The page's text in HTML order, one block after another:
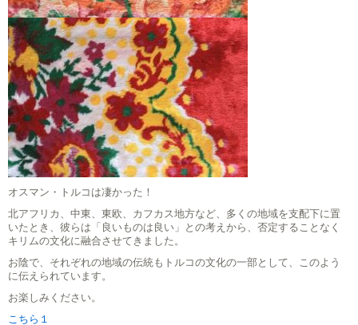
オスマン・トルコは凄かった！
北アフリカ、中東、東欧、カフカス地方など、多くの地域を支配下に置
いたとき、彼らは「良いものは良い」との考えから、否定することなく
キリムの文化に融合させてきました。
お陰で、それぞれの地域の伝統もトルコの文化の一部として、このよう
に伝えられています。
お楽しみください。
こちら１